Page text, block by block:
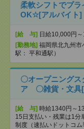
柔軟シフトでプ
OK☆[アルバイト]
[給 与] 日給10,000円
[勤務地] 福岡県北九州市
駅： 平和通駅）
〇オープニング
ア 〇雑貨・文具
[給 与] 時給1340円～
15日支払い・残業は1分
制度（速払いドットコム